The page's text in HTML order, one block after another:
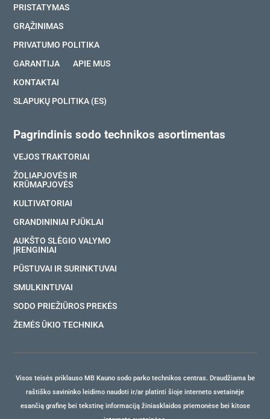
PRISTATYMAS
GRĄŽINIMAS
PRIVATUMO POLITIKA
GARANTIJA
APIE MUS
KONTAKTAI
SLAPUKŲ POLITIKA (ES)
Pagrindinis sodo technikos asortimentas
VEJOS TRAKTORIAI
ŽOLIAPJOVĖS IR
KRŪMAPJOVĖS
KULTIVATORIAI
GRANDININIAI PJŪKLAI
AUKŠTO SLĖGIO VALYMO
ĮRENGINIAI
PŪSTUVAI IR SURINKTUVAI
SMULKINTUVAI
SODO PRIEŽIŪROS PREKĖS
ŽEMĖS ŪKIO TECHNIKA
Visos teisės priklauso MB Kauno sodo parko technikos centras. Draudžiama be
raštiško savininko leidimo naudoti ir/ar platinti šioje interneto svetainėje
esančią grafinę bei tekstinę informaciją žiniasklaidos priemonėse bei kitose